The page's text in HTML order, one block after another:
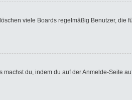
viele Boards regelmäßig Benutzer, die
du, indem du auf der Anmelde-Seite